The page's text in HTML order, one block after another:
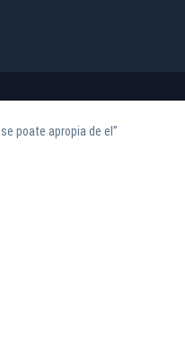
poate apropia de el”